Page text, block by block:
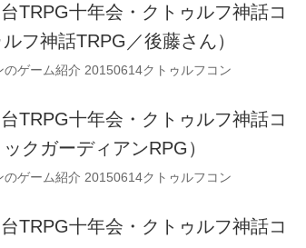
TRPG十年会・クトゥルフ神話コ
フ神話TRPG／後藤さん）
のゲーム紹介 20150614クトゥルフコン
TRPG十年会・クトゥルフ神話コ
クガーディアンRPG）
のゲーム紹介 20150614クトゥルフコン
TRPG十年会・クトゥルフ神話コ